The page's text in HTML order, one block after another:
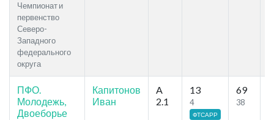
Чемпионат и
первенство
Северо-
Западного
федерального
округа
ПФО.
Молодежь,
Двоеборье
Капитонов
Иван
A
2.1
13
4
ФТСАРР
69
38